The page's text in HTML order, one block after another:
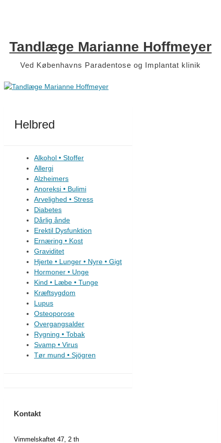
Tandlæge Marianne Hoffmeyer
Ved Københavns Paradentose og Implantat klinik
Helbred
Alkohol • Stoffer
Allergi
Alzheimers
Anoreksi • Bulimi
Arvelighed • Stress
Diabetes
Dårlig ånde
Erektil Dysfunktion
Ernæring • Kost
Graviditet
Hjerte • Lunger • Nyre • Gigt
Hormoner • Unge
Kind • Læbe • Tunge
Kræftsygdom
Lupus
Osteoporose
Overgangsalder
Rygning • Tobak
Svamp • Virus
Tør mund • Sjögren
Kontakt
Vimmelskaftet 47, 2 th